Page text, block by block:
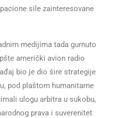
sile zainteresovane
medijima tada gurnuto
američki avion radio
bio je dio šire strategije
pod plaštom humanitarne
ulogu arbitra u sukobu,
prava i suverenitet